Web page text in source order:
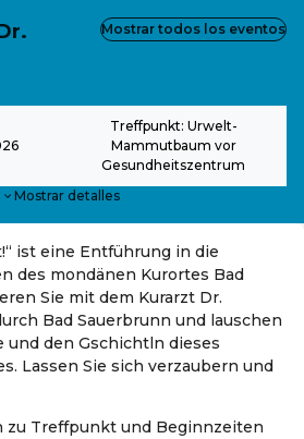
Treffpunkt: Urwelt-
Mammutbaum vor
Gesundheitszentrum
Mostrar detalles
Mostrar todos los eventos
ist eine Entführung in die
des mondänen Kurortes Bad
Sie mit dem Kurarzt Dr.
Bad Sauerbrunn und lauschen
und den Gschichtln dieses
Lassen Sie sich verzaubern und
zu Treffpunkt und Beginnzeiten